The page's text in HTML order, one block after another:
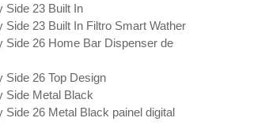
Side 23 Built In
Side 23 Built In Filtro Smart Wather
Side 26 Home Bar Dispenser de
Side 26 Top Design
Side Metal Black
Side 26 Metal Black painel digital